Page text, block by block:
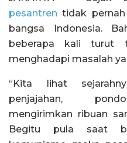
pesantren tidak
bangsa Indonesia.
beberapa kali turut
menghadapi masalah
“Kita lihat
penjajahan,
mengirimkan ribuan
Begitu pula saat